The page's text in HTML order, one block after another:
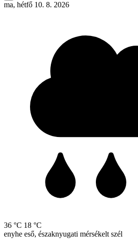
ma, hétfő 10. 8. 2026
36 °C 18 °C
enyhe eső, északnyugati mérsékelt szél